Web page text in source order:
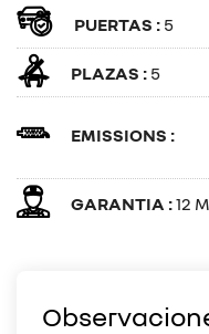
PUERTAS : 5
PLAZAS : 5
EMISSIONS :
GARANTIA :12